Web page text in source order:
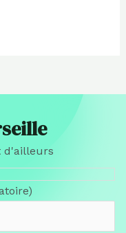
d'ailleurs